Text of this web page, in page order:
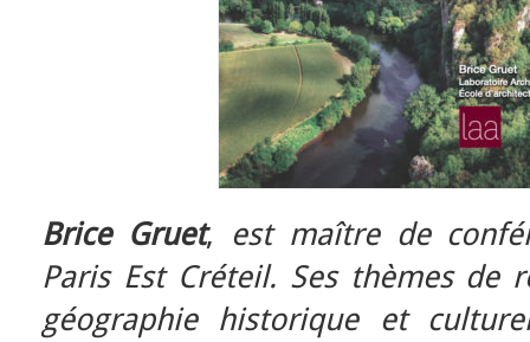
Brice Gruet, est maître de
Paris Est Créteil. Ses thèmes de
géographie historique et